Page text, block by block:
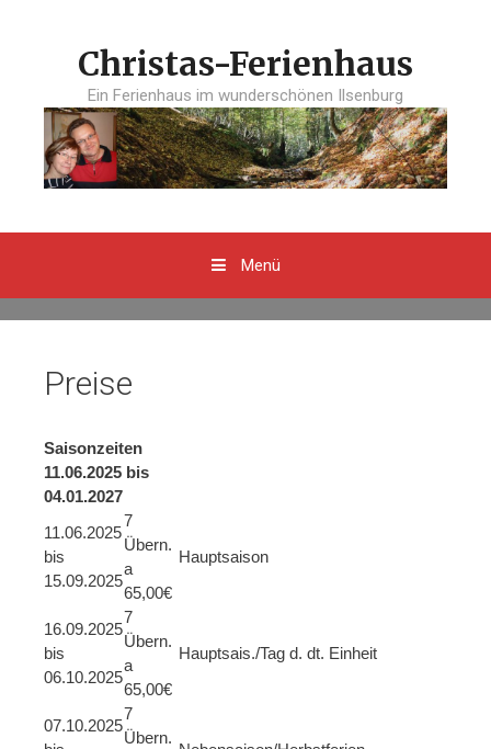
Christas-Ferienhaus
Ein Ferienhaus im wunderschönen Ilsenburg
Menü
Preise
Saisonzeiten
11.06.2025 bis
04.01.2027
11.06.2025
bis
15.09.2025
7
Übern.
a
65,00€
Hauptsaison
16.09.2025
bis
06.10.2025
7
Übern.
a
65,00€
Hauptsais./Tag d. dt. Einheit
07.10.2025
7
Übern.